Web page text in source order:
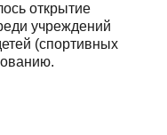
открытие
учреждений
(спортивных